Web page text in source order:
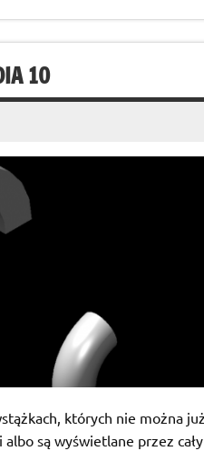
10
których nie można
są wyświetlane przez